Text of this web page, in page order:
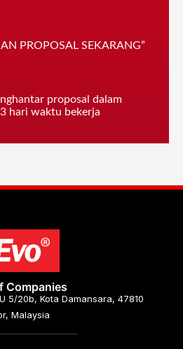
PROPOSAL SEKARANG”
proposal dalam
hari waktu bekerja
Companies
5/20b, Kota Damansara, 47810
Malaysia